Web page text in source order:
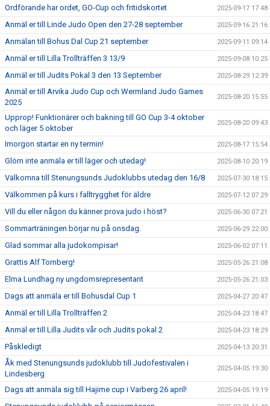
Ordförande har ordet, GO-Cup och fritidskortet 2025-09-17 17:48
Anmäl er till Linde Judo Open den 27-28 september 2025-09-16 21:16
Anmälan till Bohus Dal Cup 21 september 2025-09-11 09:14
Anmäl er till Lilla Trollträffen 3 13/9 2025-09-08 10:25
Anmäl er till Judits Pokal 3 den 13 September 2025-08-29 12:39
Anmäl er till Arvika Judo Cup och Wermland Judo Games
2025
2025-08-20 15:55
Upprop! Funktionärer och bakning till GO Cup 3-4 oktober
och läger 5 oktober
2025-08-20 09:43
Imorgon startar en ny termin! 2025-08-17 15:54
Glöm inte anmäla er till läger och utedag! 2025-08-10 20:19
Välkomna till Stenungsunds Judoklubbs utedag den 16/8 2025-07-30 18:15
Välkommen på kurs i falltrygghet för äldre 2025-07-12 07:29
Vill du eller någon du känner prova judo i höst? 2025-06-30 07:21
Sommarträningen börjar nu på onsdag. 2025-06-29 22:00
Glad sommar alla judokompisar! 2025-06-02 07:11
Grattis Alf Tornberg! 2025-05-26 21:08
Elma Lundhag ny ungdomsrepresentant 2025-05-26 21:03
Dags att anmäla er till Bohusdal Cup 1 2025-04-27 20:47
Anmäl er till Lilla Trollträffen 2 2025-04-23 18:47
Anmäl er till Lilla Judits vår och Judits pokal 2 2025-04-23 18:29
Påskledigt 2025-04-13 20:31
Åk med Stenungsunds judoklubb till Judofestivalen i
Lindesberg
2025-04-05 19:30
Dags att anmäla sig till Hajime cup i Varberg 26 april! 2025-04-05 19:19